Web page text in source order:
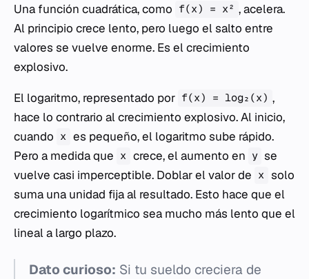
Una función cuadrática, como f(x) = x² , acelera.
Al principio crece lento, pero luego el salto entre
valores se vuelve enorme. Es el crecimiento
explosivo.
El logaritmo, representado por f(x) = log₂(x) ,
hace lo contrario al crecimiento explosivo. Al inicio,
cuando x es pequeño, el logaritmo sube rápido.
Pero a medida que x crece, el aumento en y se
vuelve casi imperceptible. Doblar el valor de x solo
suma una unidad fija al resultado. Esto hace que el
crecimiento logarítmico sea mucho más lento que el
lineal a largo plazo.
Dato curioso: Si tu sueldo creciera de